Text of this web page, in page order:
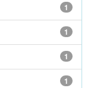
1
1
1
1